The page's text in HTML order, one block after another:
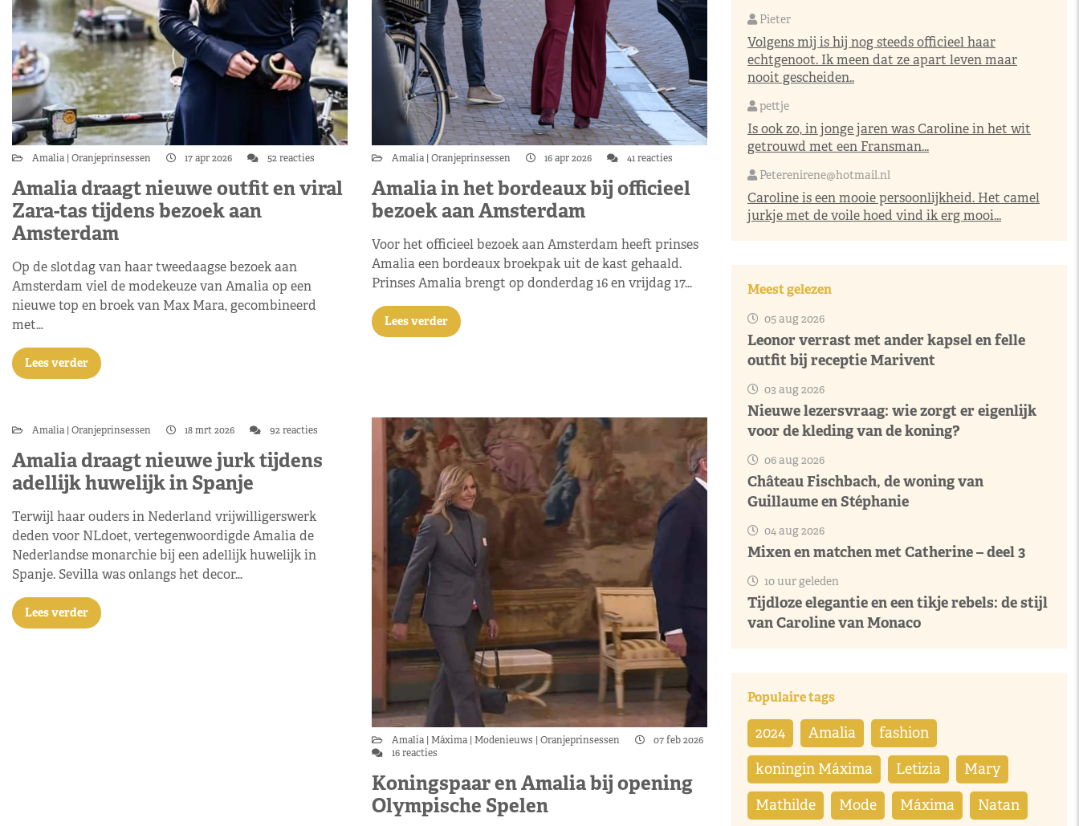
Amalia Oranjeprinsessen 17 apr 2026 52 reacties
Amalia draagt nieuwe outfit en viral
Zara-tas tijdens bezoek aan
Amsterdam
Op de slotdag van haar tweedaagse bezoek aan
Amsterdam viel de modekeuze van Amalia op een
nieuwe top en broek van Max Mara, gecombineerd
met…
Lees verder
Amalia Oranjeprinsessen 16 apr 2026 41 reacties
Amalia in het bordeaux bij officieel
bezoek aan Amsterdam
Voor het officieel bezoek aan Amsterdam heeft prinses
Amalia een bordeaux broekpak uit de kast gehaald.
Prinses Amalia brengt op donderdag 16 en vrijdag 17…
Lees verder
Amalia Oranjeprinsessen 18 mrt 2026 92 reacties
Amalia draagt nieuwe jurk tijdens
adellijk huwelijk in Spanje
Terwijl haar ouders in Nederland vrijwilligerswerk
deden voor NLdoet, vertegenwoordigde Amalia de
Nederlandse monarchie bij een adellijk huwelijk in
Spanje. Sevilla was onlangs het decor…
Lees verder
Amalia Máxima Modenieuws Oranjeprinsessen
07 feb 2026
16 reacties
Koningspaar en Amalia bij opening
Olympische Spelen
Pieter
Volgens mij is hij nog steeds officieel haar
echtgenoot. Ik meen dat ze apart leven maar
nooit gescheiden..
pettje
Is ook zo, in jonge jaren was Caroline in het wit
getrouwd met een Fransman...
Peterenirene@hotmail.nl
Caroline is een mooie persoonlijkheid. Het camel
jurkje met de voile hoed vind ik erg mooi...
Meest gelezen
05 aug 2026
Leonor verrast met ander kapsel en felle
outfit bij receptie Marivent
03 aug 2026
Nieuwe lezersvraag: wie zorgt er eigenlijk
voor de kleding van de koning?
06 aug 2026
Château Fischbach, de woning van
Guillaume en Stéphanie
04 aug 2026
Mixen en matchen met Catherine – deel 3
10 uur geleden
Tijdloze elegantie en een tikje rebels: de stijl
van Caroline van Monaco
Populaire tags
2024 Amalia fashion
koningin Máxima Letizia Mary
Mathilde Mode Máxima Natan